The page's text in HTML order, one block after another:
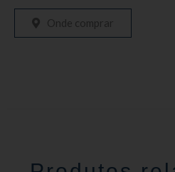
Onde comprar